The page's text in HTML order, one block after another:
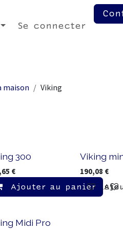
Se connecter
maison Viking
Ajouter à la liste
300
€
Ajouter au panier
Viking
190,08 €
Midi Pro